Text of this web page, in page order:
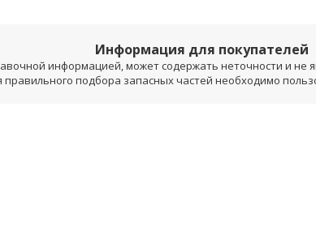
Информация для покупателей
информацией, может содержать неточности и не
правильного подбора запасных частей необходимо